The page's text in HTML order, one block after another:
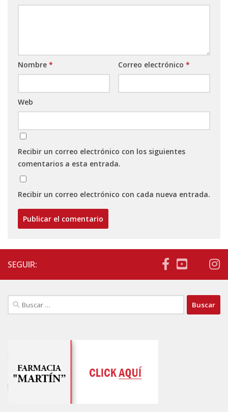
Nombre * Correo electrónico *
Web
Recibir un correo electrónico con los siguientes
comentarios a esta entrada.
Recibir un correo electrónico con cada nueva entrada.
SEGUIR:
Buscar: